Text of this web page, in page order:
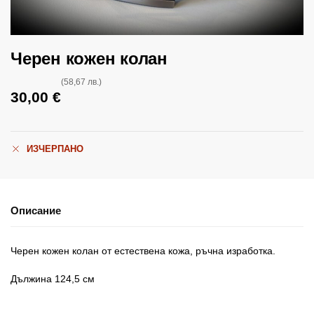
Черен кожен колан
30,00 €
(58,67 лв.)
ИЗЧЕРПАНО
Описание
Черен кожен колан от естествена кожа, ръчна изработка.
Дължина 124,5 см